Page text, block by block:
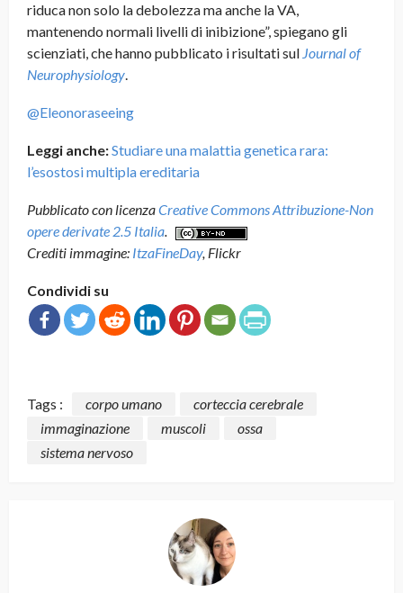
riduca non solo la debolezza ma anche la VA,
mantenendo normali livelli di inibizione”, spiegano gli
scienziati, che hanno pubblicato i risultati sul Journal of
Neurophysiology.
@Eleonoraseeing
Leggi anche:Studiare una malattia genetica rara:
l’esostosi multipla ereditaria
Pubblicato con licenzaCreative Commons Attribuzione-Non
opere derivate 2.5 Italia.
Crediti immagine: ItzaFineDay, Flickr
Condividi su
Tags : corpo umano
corteccia cerebrale
immaginazione
muscoli
ossa
sistema nervoso